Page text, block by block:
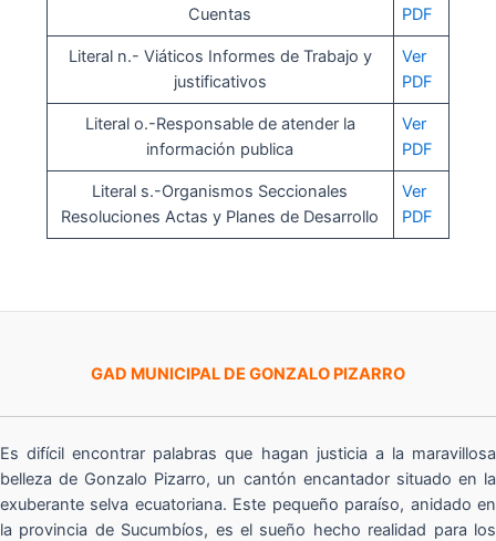
Cuentas
PDF
Literal n.- Viáticos Informes de Trabajo y
justificativos
Ver
PDF
Literal o.-Responsable de atender la
información publica
Ver
PDF
Literal s.-Organismos Seccionales
Resoluciones Actas y Planes de Desarrollo
Ver
PDF
GAD MUNICIPAL DE GONZALO PIZARRO
Es difícil encontrar palabras que hagan justicia a la maravillosa
belleza de Gonzalo Pizarro, un cantón encantador situado en la
exuberante selva ecuatoriana. Este pequeño paraíso, anidado en
la provincia de Sucumbíos, es el sueño hecho realidad para los